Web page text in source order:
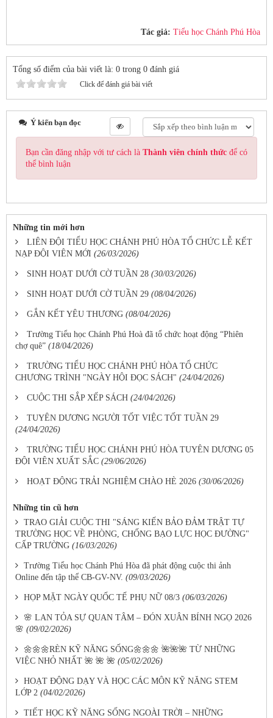
Tác giả: Tiểu học Chánh Phú Hòa
Tổng số điểm của bài viết là: 0 trong 0 đánh giá
Click để đánh giá bài viết
Ý kiến bạn đọc
Bạn cần đăng nhập với tư cách là Thành viên chính thức để có
thể bình luận
Những tin mới hơn
LIÊN ĐỘI TIỂU HỌC CHÁNH PHÚ HÒA TỔ CHỨC LỄ KẾT
NẠP ĐỘI VIÊN MỚI (26/03/2026)
SINH HOẠT DƯỚI CỜ TUẦN 28 (30/03/2026)
SINH HOẠT DƯỚI CỜ TUẦN 29 (08/04/2026)
GẮN KẾT YÊU THƯƠNG (08/04/2026)
Trường Tiểu học Chánh Phú Hoà đã tổ chức hoạt động “Phiên
chợ quê” (18/04/2026)
TRƯỜNG TIỂU HỌC CHÁNH PHÚ HÒA TỔ CHỨC
CHƯƠNG TRÌNH "NGÀY HỘI ĐỌC SÁCH" (24/04/2026)
CUỘC THI SẮP XẾP SÁCH (24/04/2026)
TUYÊN DƯƠNG NGƯỜI TỐT VIỆC TỐT TUẦN 29
(24/04/2026)
TRƯỜNG TIỂU HỌC CHÁNH PHÚ HÒA TUYÊN DƯƠNG 05
ĐỘI VIÊN XUẤT SẮC (29/06/2026)
HOẠT ĐỘNG TRẢI NGHIỆM CHÀO HÈ 2026 (30/06/2026)
Những tin cũ hơn
TRAO GIẢI CUỘC THI "SÁNG KIẾN BẢO ĐẢM TRẬT TỰ
TRƯỜNG HỌC VỀ PHÒNG, CHỐNG BẠO LỰC HỌC ĐƯỜNG"
CẤP TRƯỜNG (16/03/2026)
Trường Tiểu học Chánh Phú Hòa đã phát động cuộc thi ảnh
Online đến tập thể CB-GV-NV. (09/03/2026)
HỌP MẶT NGÀY QUỐC TẾ PHỤ NỮ 08/3 (06/03/2026)
🌸 LAN TỎA SỰ QUAN TÂM – ĐÓN XUÂN BÍNH NGỌ 2026
🌸 (09/02/2026)
🌼🌼🌼RÈN KỸ NĂNG SỐNG🌼🌼🌼 🌺🌺🌺 TỪ NHỮNG
VIỆC NHỎ NHẤT 🌺 🌺 🌺 (05/02/2026)
HOẠT ĐỘNG DẠY VÀ HỌC CÁC MÔN KỸ NĂNG STEM
LỚP 2 (04/02/2026)
TIẾT HỌC KỸ NĂNG SỐNG NGOÀI TRỜI – NHỮNG